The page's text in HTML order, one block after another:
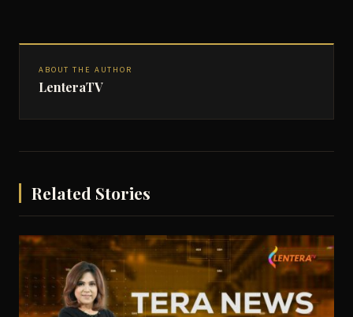
ABOUT THE AUTHOR
LenteraTV
Related Stories